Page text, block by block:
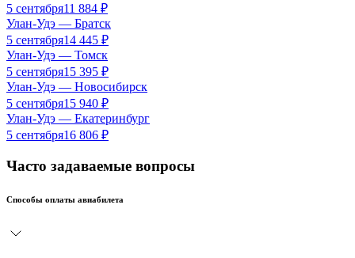
5 сентября11 884 ₽
Улан-Удэ — Братск
5 сентября14 445 ₽
Улан-Удэ — Томск
5 сентября15 395 ₽
Улан-Удэ — Новосибирск
5 сентября15 940 ₽
Улан-Удэ — Екатеринбург
5 сентября16 806 ₽
Часто задаваемые вопросы
Способы оплаты авиабилета